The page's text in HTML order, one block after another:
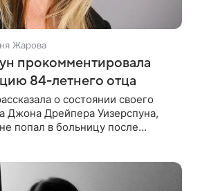
Жарова
прокомментировала
84-летнего отца
о состоянии своего
Джона Дрейпера Уизерспуна,
попал в больницу после